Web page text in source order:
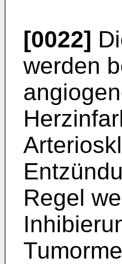
[0022]
werden
Regel